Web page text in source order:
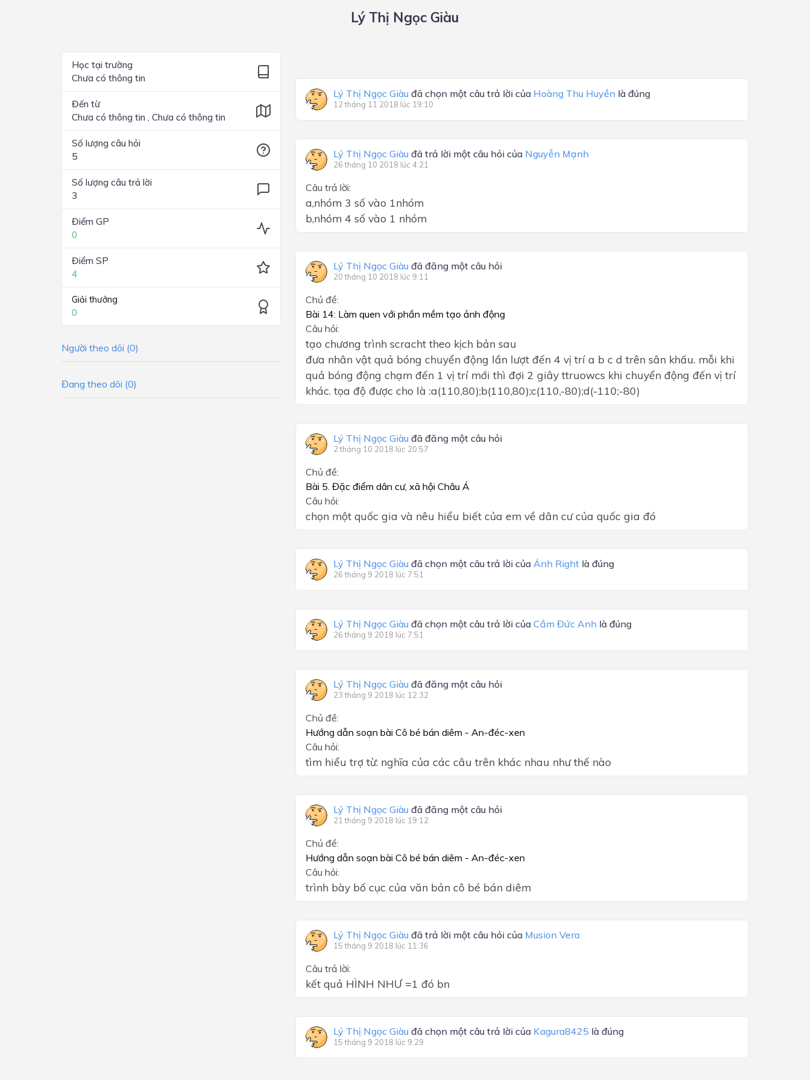
Lớp 2
Lý Thị Ngọc Giàu
Học tại trường
Chưa có thông tin
Đến từ
Chưa có thông tin , Chưa có thông tin
Số lượng câu hỏi
5
Số lượng câu trả lời
3
Điểm GP
0
Điểm SP
4
Giải thưởng
0
Người theo dõi (0)
Đang theo dõi (0)
Lý Thị Ngọc Giàu đã chọn một câu trả lời của Hoàng Thu Huyền là đúng
12 tháng 11 2018 lúc 19:10
Lý Thị Ngọc Giàu đã trả lời một câu hỏi của Nguyễn Mạnh
26 tháng 10 2018 lúc 4:21
Câu trả lời:
a,nhóm 3 số vào 1nhóm
b,nhóm 4 số vào 1 nhóm
Lý Thị Ngọc Giàu đã đăng một câu hỏi
20 tháng 10 2018 lúc 9:11
Chủ đề:
Bài 14: Làm quen với phần mềm tạo ảnh động
Câu hỏi:
tạo chương trình scracht theo kịch bản sau
đưa nhân vật quả bóng chuyển động lần lượt đến 4 vị trí a b c d trên sân khấu. mỗi khi
quả bóng động chạm đến 1 vị trí mới thì đợi 2 giây ttruowcs khi chuyển động đến vị trí
khác. tọa độ được cho là :a(110,80);b(110,80);c(110,-80);d(-110;-80)
Lý Thị Ngọc Giàu đã đăng một câu hỏi
2 tháng 10 2018 lúc 20:57
Chủ đề:
Bài 5. Đặc điểm dân cư, xã hội Châu Á
Câu hỏi:
chọn một quốc gia và nêu hiểu biết của em về dân cư của quốc gia đó
Lý Thị Ngọc Giàu đã chọn một câu trả lời của Ánh Right là đúng
26 tháng 9 2018 lúc 7:51
Lý Thị Ngọc Giàu đã chọn một câu trả lời của Cầm Đức Anh là đúng
26 tháng 9 2018 lúc 7:51
Lý Thị Ngọc Giàu đã đăng một câu hỏi
23 tháng 9 2018 lúc 12:32
Chủ đề:
Hướng dẫn soạn bài Cô bé bán diêm - An-đéc-xen
Câu hỏi:
tìm hiểu trợ từ: nghĩa của các câu trên khác nhau như thế nào
Lý Thị Ngọc Giàu đã đăng một câu hỏi
21 tháng 9 2018 lúc 19:12
Chủ đề:
Hướng dẫn soạn bài Cô bé bán diêm - An-đéc-xen
Câu hỏi:
trình bày bố cục của văn bản cô bé bán diêm
Lý Thị Ngọc Giàu đã trả lời một câu hỏi của Musion Vera
15 tháng 9 2018 lúc 11:36
Câu trả lời:
kết quả HÌNH NHƯ =1 đó bn
Lý Thị Ngọc Giàu đã chọn một câu trả lời của Kagura8425 là đúng
15 tháng 9 2018 lúc 9:29